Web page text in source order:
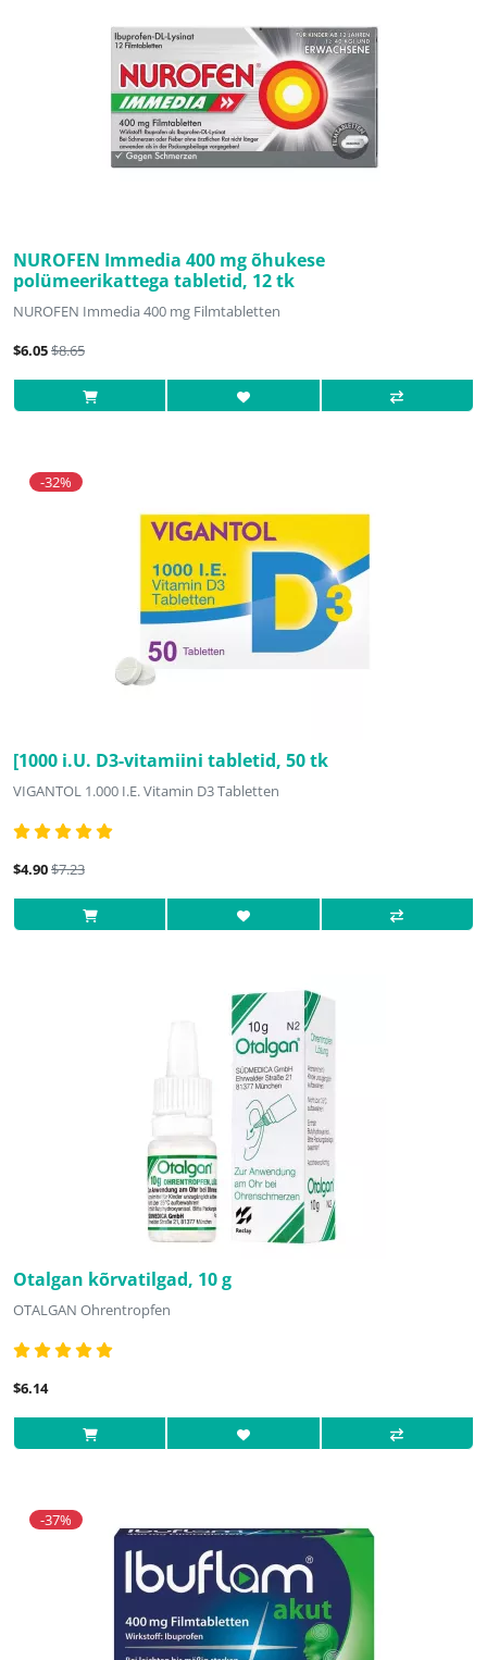
NUROFEN Immedia 400 mg õhukese
polümeerikattega tabletid, 12 tk
NUROFEN Immedia 400 mg Filmtabletten
$6.05$8.65
-32%
[1000 i.U. D3-vitamiini tabletid, 50 tk
VIGANTOL 1.000 I.E. Vitamin D3 Tabletten
$4.90$7.23
Otalgan kõrvatilgad, 10 g
OTALGAN Ohrentropfen
$6.14
-37%